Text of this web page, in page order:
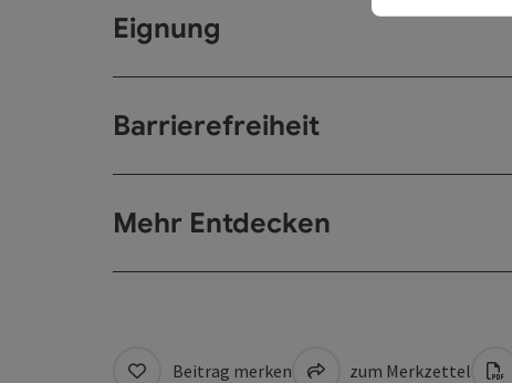
Eignung
Barrierefreiheit
Mehr Entdecken
Beitrag merken zum Merkzettel